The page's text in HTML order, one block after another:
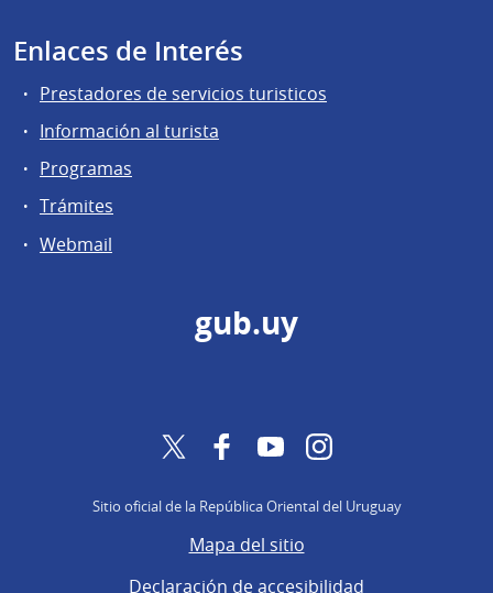
Enlaces de Interés
Prestadores de servicios turisticos
Información al turista
Programas
Trámites
Webmail
gub.uy
Twitter FacebookYouTubeInstagram
Sitio oficial de la República Oriental del Uruguay
Mapa del sitio
Declaración de accesibilidad